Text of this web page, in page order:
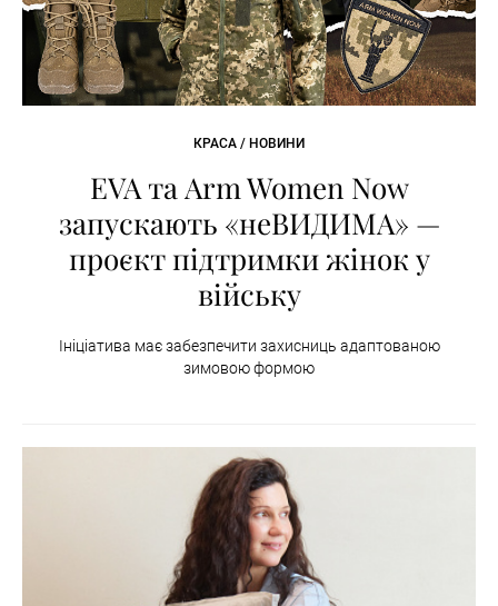
КРАСА / НОВИНИ
EVA та Arm Women Now
запускають «неВИДИМА» —
проєкт підтримки жінок у
війську
Ініціатива має забезпечити захисниць адаптованою
зимовою формою